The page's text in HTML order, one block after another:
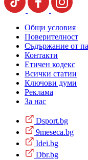
Общи условия
Поверителност
Съдържание от
Контакти
Етичен кодекс
Всички статии
Ключови думи
Реклама
За нас
Dsport.bg
9meseca.bg
Idei.bg
Dbr.bg